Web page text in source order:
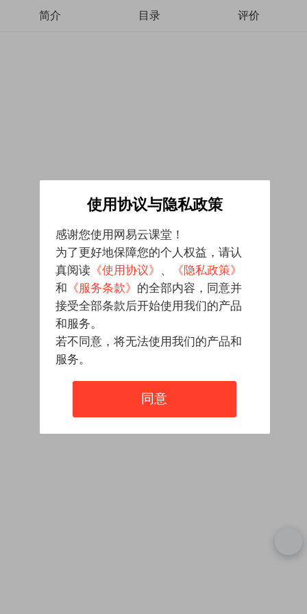
简介 目录 评价
使用协议与隐私政策
感谢您使用网易云课堂！
为了更好地保障您的个人权益，请认
真阅读 《使用协议》 、
《隐私政策》
和 《服务条款》 的全部内容，同意并
接受全部条款后开始使用我们的产品
和服务。
若不同意，将无法使用我们的产品和
服务。
同意